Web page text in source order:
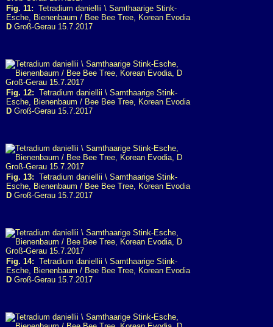
Fig. 11: Tetradium daniellii \ Samthaarige Stink-
Esche, Bienenbaum / Bee Bee Tree, Korean Evodia
D Groß-Gerau 15.7.2017
Fig. 12: Tetradium daniellii \ Samthaarige Stink-
Esche, Bienenbaum / Bee Bee Tree, Korean Evodia
D Groß-Gerau 15.7.2017
Fig. 13: Tetradium daniellii \ Samthaarige Stink-
Esche, Bienenbaum / Bee Bee Tree, Korean Evodia
D Groß-Gerau 15.7.2017
Fig. 14: Tetradium daniellii \ Samthaarige Stink-
Esche, Bienenbaum / Bee Bee Tree, Korean Evodia
D Groß-Gerau 15.7.2017